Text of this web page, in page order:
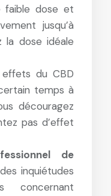
faible dose et
jusqu’à
la dose idéale
effets du CBD
temps à
découragez
pas d’effet
de
inquiétudes
concernant